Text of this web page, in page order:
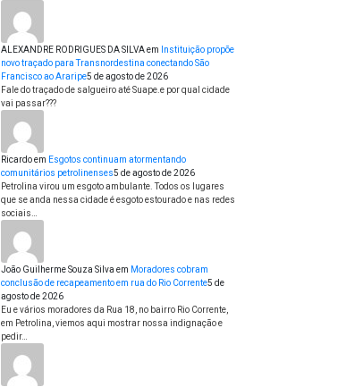
ALEXANDRE RODRIGUES DA SILVAem
Instituição propõe
novo traçado para Transnordestina conectando São
Francisco ao Araripe5 de agosto de 2026
Fale do traçado de salgueiro até Suape.e por qual cidade
vai passar???
Ricardoem Esgotos continuam atormentando
comunitários petrolinenses5 de agosto de 2026
Petrolina virou um esgoto ambulante. Todos os lugares
que se anda nessa cidade é esgoto estourado e nas redes
sociais…
João Guilherme Souza Silva em Moradores cobram
conclusão de recapeamento em rua do Rio Corrente5 de
agosto de 2026
Eu e vários moradores da Rua 18, no bairro Rio Corrente,
em Petrolina, viemos aqui mostrar nossa indignação e
pedir…